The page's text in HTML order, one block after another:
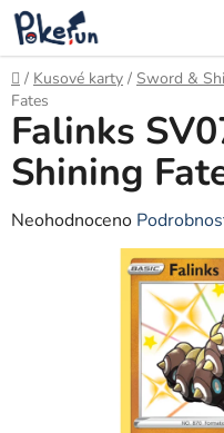
Přejít
na
obsah
Domů
/ Kusové karty / Sword &
Fates
Falinks
Shining
Průměrné
Neohodnoceno